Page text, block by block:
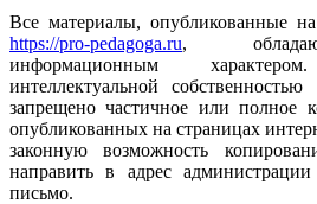
Все материалы, опубликованные
https://pro-pedagoga.ru,
информационным
интеллектуальной собственностью
запрещено частичное или полное
опубликованных на страницах
законную возможность
направить в адрес администрации
письмо.